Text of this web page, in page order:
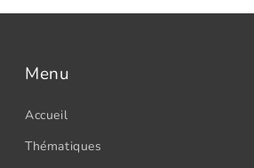
Menu
Accueil
Thématiques